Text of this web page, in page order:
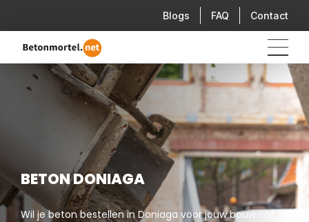
Blogs FAQ Contact
BETON DONIAGA
Wil je beton bestellen in Doniaga voor jouw bouw- of